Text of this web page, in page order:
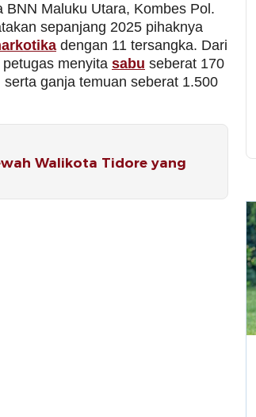
BNN Maluku Utara, Kombes Pol.
sepanjang 2025 pihaknya
dengan 11 tersangka. Dari
menyita sabu seberat 170
ganja temuan seberat 1.500
Walikota Tidore yang